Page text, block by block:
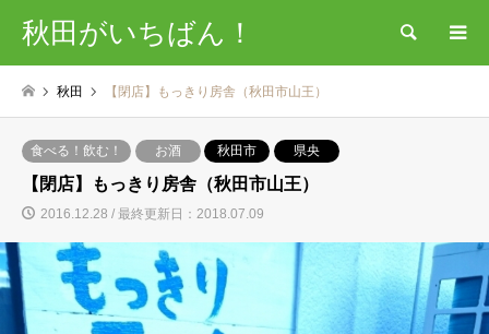
秋田がいちばん！ 検索
秋田 【閉店】もっきり房舎（秋田市山王）
食べる！飲む！ お酒 秋田市 県央
【閉店】もっきり房舎（秋田市山王）
2016.12.28 / 最終更新日：2018.07.09